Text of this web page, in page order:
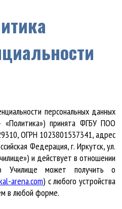
персональных данных
«Политика») принята ФГБУ ПОО
ОГРН 1023801537341, адрес
Федерация, г. Иркутск, ул.
и действует в отношении
Училище может получить о
arena.com) с любого устройства
в любой форме.